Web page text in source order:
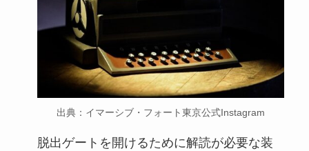
出典：イマーシブ・フォート東京公式Instagram
脱出ゲートを開けるために解読が必要な装